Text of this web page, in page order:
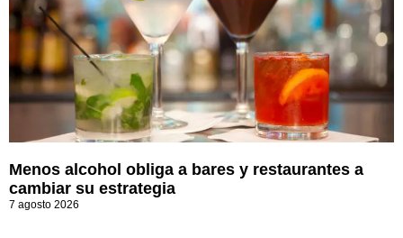
Menos alcohol obliga a bares y restaurantes a
cambiar su estrategia
7 agosto 2026